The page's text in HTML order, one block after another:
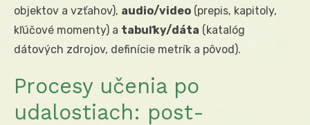
objektov a vzťahov), audio/video (prepis, kapitoly,
kľúčové momenty) a tabuľky/dáta (katalóg
dátových zdrojov, definície metrík a pôvod).
Procesy učenia po
udalostiach: post-